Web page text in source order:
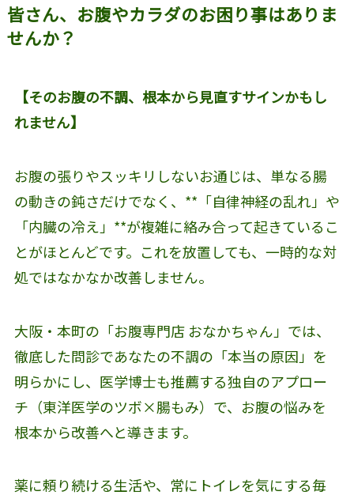
皆さん、お腹やカラダのお困り事はありま
せんか？
【そのお腹の不調、根本から見直すサインかもし
れません】
お腹の張りやスッキリしないお通じは、単なる腸
の動きの鈍さだけでなく、**「自律神経の乱れ」や
「内臓の冷え」**が複雑に絡み合って起きているこ
とがほとんどです。これを放置しても、一時的な対
処ではなかなか改善しません。
大阪・本町の「お腹専門店 おなかちゃん」では、
徹底した問診であなたの不調の「本当の原因」を
明らかにし、医学博士も推薦する独自のアプロー
チ（東洋医学のツボ×腸もみ）で、お腹の悩みを
根本から改善へと導きます。
薬に頼り続ける生活や、常にトイレを気にする毎